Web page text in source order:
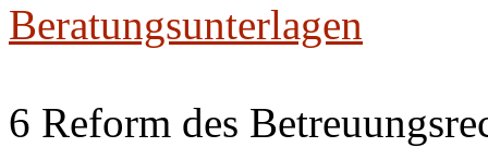
Beratungsunterlagen
6 Reform des